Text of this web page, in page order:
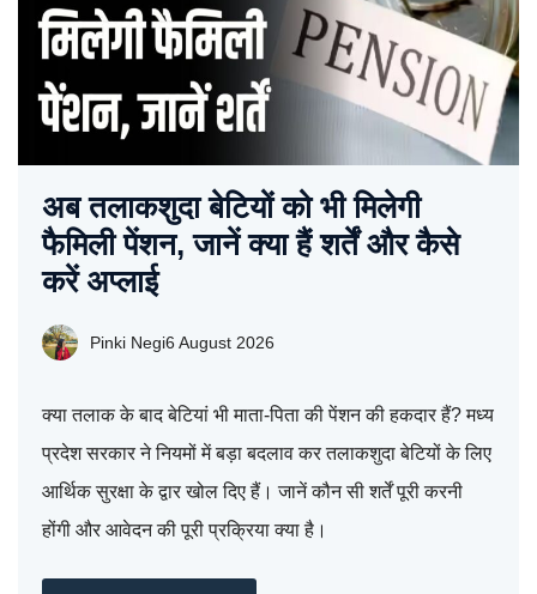
अब तलाकशुदा बेटियों को भी मिलेगी
फैमिली पेंशन, जानें क्या हैं शर्तें और कैसे
करें अप्लाई
Pinki Negi6 August 2026
क्या तलाक के बाद बेटियां भी माता-पिता की पेंशन की हकदार हैं? मध्य
प्रदेश सरकार ने नियमों में बड़ा बदलाव कर तलाकशुदा बेटियों के लिए
आर्थिक सुरक्षा के द्वार खोल दिए हैं। जानें कौन सी शर्तें पूरी करनी
होंगी और आवेदन की पूरी प्रक्रिया क्या है।